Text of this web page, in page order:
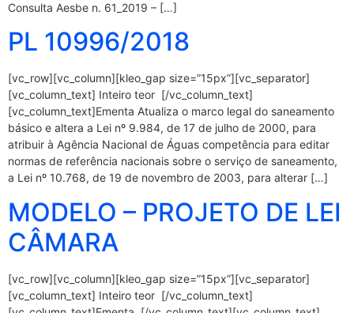
Consulta Aesbe n. 61_2019 – […]
PL 10996/2018
[vc_row][vc_column][kleo_gap size=”15px”][vc_separator]
[vc_column_text] Inteiro teor [/vc_column_text]
[vc_column_text]Ementa Atualiza o marco legal do saneamento
básico e altera a Lei nº 9.984, de 17 de julho de 2000, para
atribuir à Agência Nacional de Águas competência para editar
normas de referência nacionais sobre o serviço de saneamento,
a Lei nº 10.768, de 19 de novembro de 2003, para alterar […]
MODELO – PROJETO DE LEI
CÂMARA
[vc_row][vc_column][kleo_gap size=”15px”][vc_separator]
[vc_column_text] Inteiro teor [/vc_column_text]